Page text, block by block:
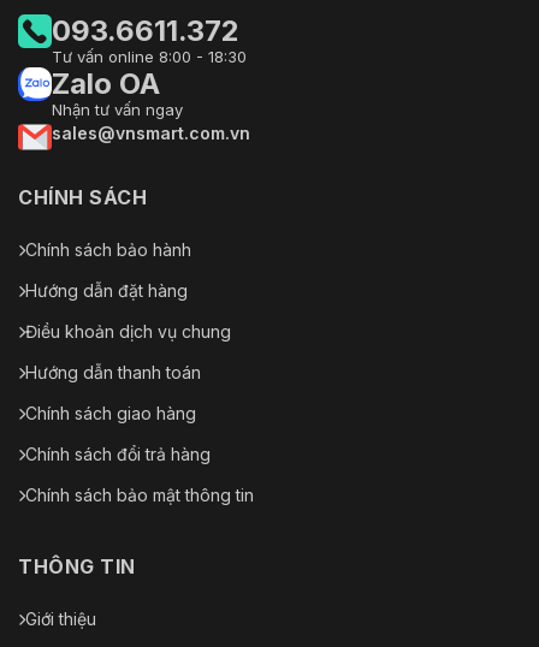
093.6611.372
Tư vấn online 8:00 - 18:30
Zalo OA
Nhận tư vấn ngay
sales@vnsmart.com.vn
CHÍNH SÁCH
Chính sách bảo hành
Hướng dẫn đặt hàng
Điều khoản dịch vụ chung
Hướng dẫn thanh toán
Chính sách giao hàng
Chính sách đổi trả hàng
Chính sách bảo mật thông tin
THÔNG TIN
Giới thiệu